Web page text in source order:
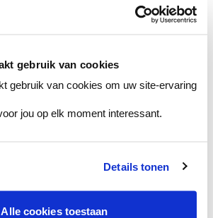
gebruik van cookies
gebruik van cookies om uw site-ervaring
jou op elk moment interessant.
Details tonen
Alle cookies toestaan
je kleur in de winkel
kleurechte stalen van je
bijhorende tinten om je kleur